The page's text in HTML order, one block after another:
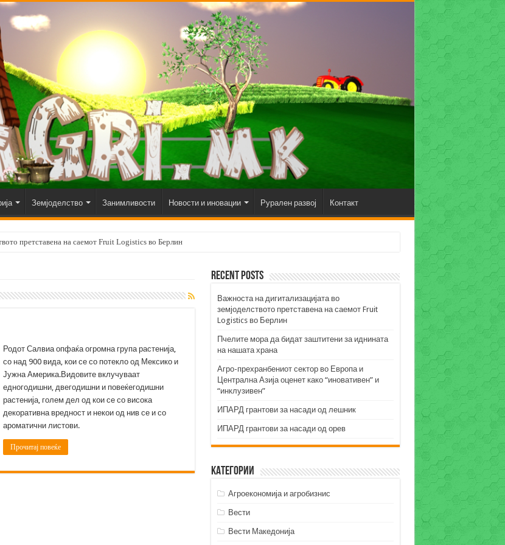
Земјоделство Занимливости Новости и иновации Рурален развој Контакт
претставена на саемот Fruit Logistics во Берлин
Родот Салвиа опфаќа огромна група растенија,
со над 900 вида, кои се со потекло од Мексико и
Јужна Америка.Видовите вклучуваат
едногодишни, двегодишни и повеќегодишни
растенија, голем дел од кои се со висока
декоративна вредност и некои од нив се и со
ароматични листови.
Прочитај повеќе
Recent Posts
Важноста на дигитализацијата во
земјоделството претставена на саемот Fruit
Logistics во Берлин
Пчелите мора да бидат заштитени за иднината
на нашата храна
Агро-прехранбениот сектор во Европа и
Централна Азија оценет како “иновативен” и
“инклузивен”
ИПАРД грантови за насади од лешник
ИПАРД грантови за насади од орев
Категории
Агроекономија и агробизнис
Вести
Вести Македонија